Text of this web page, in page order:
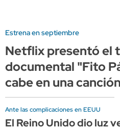
Estrena en septiembre
Netflix presentó el
documental "Fito
cabe en una
Ante las complicaciones en EEUU
El Reino Unido dio luz